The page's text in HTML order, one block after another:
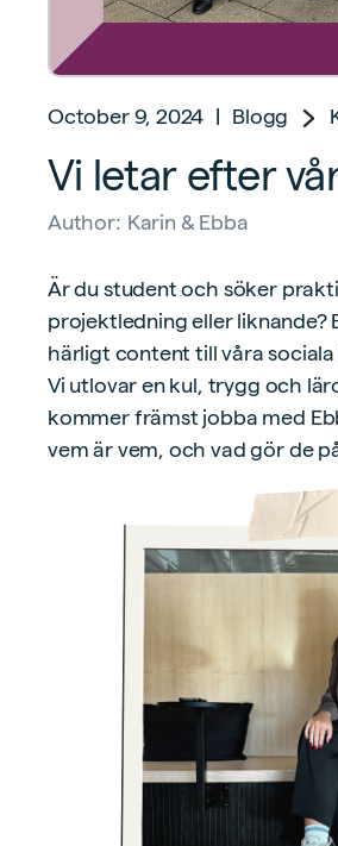
October 9, 2024 Blogg
Vi letar efter
Author: Karin & Ebba
Är du student och söker
projektledning eller liknande?
härligt content till våra
Vi utlovar en kul, trygg och
kommer främst jobba med
vem är vem, och vad gör de